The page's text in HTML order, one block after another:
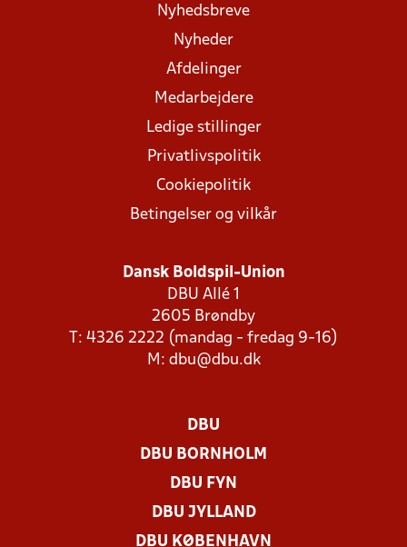
Nyhedsbreve
Nyheder
Afdelinger
Medarbejdere
Ledige stillinger
Privatlivspolitik
Cookiepolitik
Betingelser og vilkår
Dansk Boldspil-Union
DBU Allé 1
2605 Brøndby
T: 4326 2222 (mandag - fredag 9-16)
M: dbu@dbu.dk
DBU
DBU BORNHOLM
DBU FYN
DBU JYLLAND
DBU KØBENHAVN